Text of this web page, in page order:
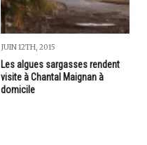
JUIN 12TH, 2015
Les algues sargasses rendent
visite à Chantal Maignan à
domicile